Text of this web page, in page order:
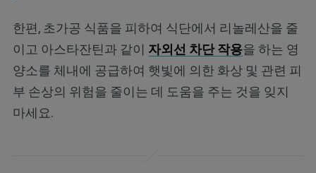
한편, 초가공 식품을 피하여 식단에서 리놀레산을 줄
이고 아스타잔틴과 같이 자외선 차단 작용을 하는 영
양소를 체내에 공급하여 햇빛에 의한 화상 및 관련 피
부 손상의 위험을 줄이는 데 도움을 주는 것을 잊지
마세요.